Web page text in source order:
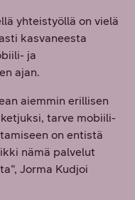
yhteistyöllä on vielä
kasvaneesta
ja
ajan.
aiemmin erillisen
tarve mobiili-
on entistä
nämä palvelut
Jorma Kudjoi